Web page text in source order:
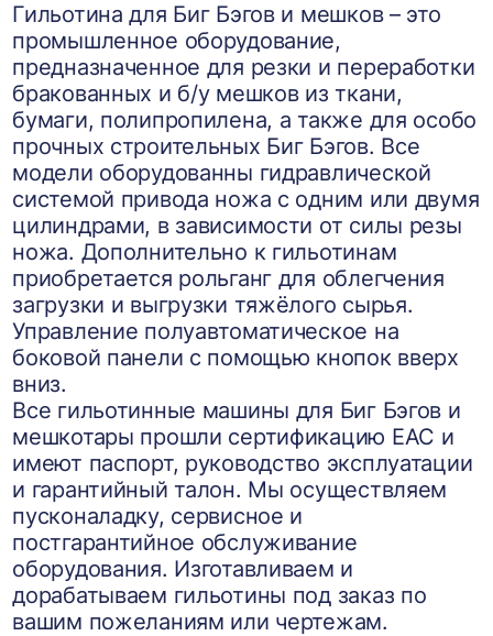
Гильотина для Биг Бэгов и мешков – это
промышленное оборудование,
предназначенное для резки и переработки
бракованных и б/у мешков из ткани,
бумаги, полипропилена, а также для особо
прочных строительных Биг Бэгов. Все
модели оборудованны гидравлической
системой привода ножа с одним или двумя
цилиндрами, в зависимости от силы резы
ножа. Дополнительно к гильотинам
приобретается рольганг для облегчения
загрузки и выгрузки тяжёлого сырья.
Управление полуавтоматическое на
боковой панели с помощью кнопок вверх
вниз.
Все гильотинные машины для Биг Бэгов и
мешкотары прошли сертификацию ЕАС и
имеют паспорт, руководство эксплуатации
и гарантийный талон. Мы осуществляем
пусконаладку, сервисное и
постгарантийное обслуживание
оборудования. Изготавливаем и
дорабатываем гильотины под заказ по
вашим пожеланиям или чертежам.